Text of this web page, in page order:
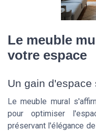
Le meuble
votre espace
Un gain
Le meuble mural
pour optimiser
préservant l'élégance